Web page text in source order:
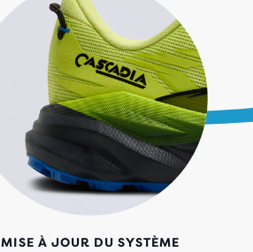
MISE À JOUR DU SYSTÈME